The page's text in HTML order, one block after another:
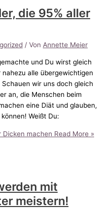
die 95% aller
/ Von Annette Meier
und Du wirst gleich
alle übergewichtigen
wir uns doch gleich
an, die Menschen beim
eine Diät und glauben,
Weißt Du:
Dicken machen Read More »
mit
meistern!